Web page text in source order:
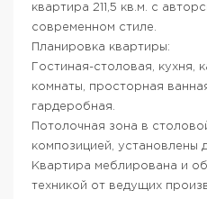
квартира 211,5 кв.м. с
современном стиле.
Планировка квартиры:
Гостиная-столовая, кухня,
комнаты, просторная
гардеробная.
Потолочная зона в
композицией, установлены
Квартира меблирована и
техникой от ведущих